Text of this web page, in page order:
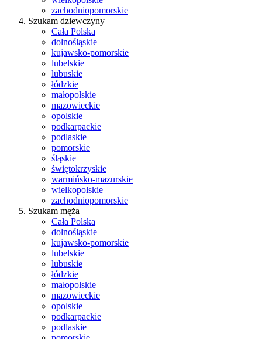
zachodniopomorskie
Szukam dziewczyny
Cała Polska
dolnośląskie
kujawsko-pomorskie
lubelskie
lubuskie
łódzkie
małopolskie
mazowieckie
opolskie
podkarpackie
podlaskie
pomorskie
śląskie
świętokrzyskie
warmińsko-mazurskie
wielkopolskie
zachodniopomorskie
Szukam męża
Cała Polska
dolnośląskie
kujawsko-pomorskie
lubelskie
lubuskie
łódzkie
małopolskie
mazowieckie
opolskie
podkarpackie
podlaskie